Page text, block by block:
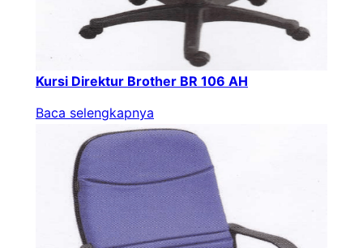
Kursi Direktur Brother BR 106 AH
Baca selengkapnya